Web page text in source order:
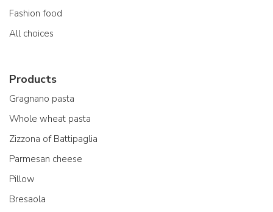
Fashion food
All choices
Products
Gragnano pasta
Whole wheat pasta
Zizzona of Battipaglia
Parmesan cheese
Pillow
Bresaola